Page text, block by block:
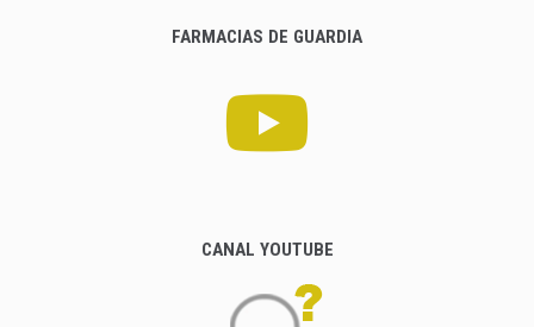
FARMACIAS DE GUARDIA
CANAL YOUTUBE